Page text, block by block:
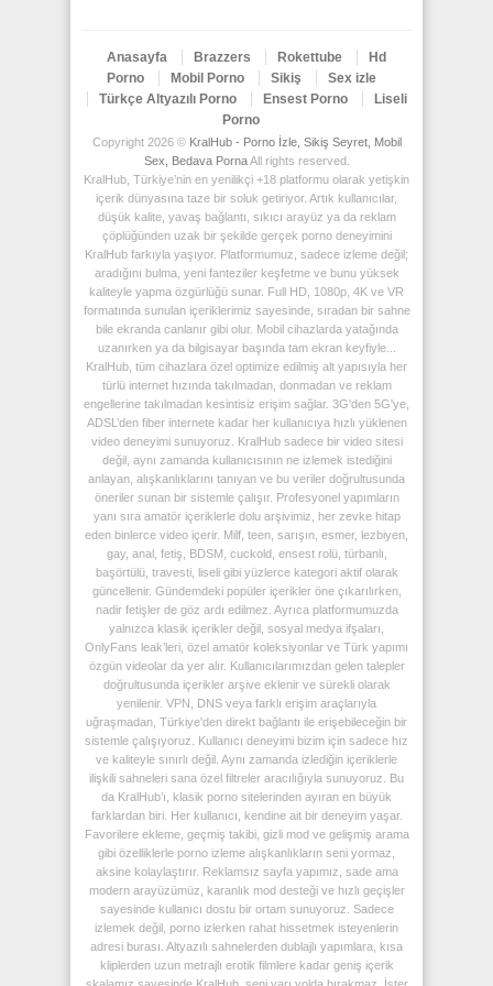
Anasayfa Brazzers Rokettube
Hd
Porno
Mobil Porno Sikiş
Sex izle
Türkçe Altyazılı Porno
Ensest Porno
Liseli
Porno
Copyright 2026 © KralHub - Porno İzle, Sikiş Seyret, Mobil
Sex, Bedava PornaAll rights reserved.
KralHub, Türkiye’nin en yenilikçi +18 platformu olarak yetişkin
içerik dünyasına taze bir soluk getiriyor. Artık kullanıcılar,
düşük kalite, yavaş bağlantı, sıkıcı arayüz ya da reklam
çöplüğünden uzak bir şekilde gerçek porno deneyimini
KralHub farkıyla yaşıyor. Platformumuz, sadece izleme değil;
aradığını bulma, yeni fanteziler keşfetme ve bunu yüksek
kaliteyle yapma özgürlüğü sunar. Full HD, 1080p, 4K ve VR
formatında sunulan içeriklerimiz sayesinde, sıradan bir sahne
bile ekranda canlanır gibi olur. Mobil cihazlarda yatağında
uzanırken ya da bilgisayar başında tam ekran keyfiyle...
KralHub, tüm cihazlara özel optimize edilmiş alt yapısıyla her
türlü internet hızında takılmadan, donmadan ve reklam
engellerine takılmadan kesintisiz erişim sağlar. 3G'den 5G'ye,
ADSL’den fiber internete kadar her kullanıcıya hızlı yüklenen
video deneyimi sunuyoruz. KralHub sadece bir video sitesi
değil, aynı zamanda kullanıcısının ne izlemek istediğini
anlayan, alışkanlıklarını tanıyan ve bu veriler doğrultusunda
öneriler sunan bir sistemle çalışır. Profesyonel yapımların
yanı sıra amatör içeriklerle dolu arşivimiz, her zevke hitap
eden binlerce video içerir. Milf, teen, sarışın, esmer, lezbiyen,
gay, anal, fetiş, BDSM, cuckold, ensest rolü, türbanlı,
başörtülü, travesti, liseli gibi yüzlerce kategori aktif olarak
güncellenir. Gündemdeki popüler içerikler öne çıkarılırken,
nadir fetişler de göz ardı edilmez. Ayrıca platformumuzda
yalnızca klasik içerikler değil, sosyal medya ifşaları,
OnlyFans leak’leri, özel amatör koleksiyonlar ve Türk yapımı
özgün videolar da yer alır. Kullanıcılarımızdan gelen talepler
doğrultusunda içerikler arşive eklenir ve sürekli olarak
yenilenir. VPN, DNS veya farklı erişim araçlarıyla
uğraşmadan, Türkiye'den direkt bağlantı ile erişebileceğin bir
sistemle çalışıyoruz. Kullanıcı deneyimi bizim için sadece hız
ve kaliteyle sınırlı değil. Aynı zamanda izlediğin içeriklerle
ilişkili sahneleri sana özel filtreler aracılığıyla sunuyoruz. Bu
da KralHub’ı, klasik porno sitelerinden ayıran en büyük
farklardan biri. Her kullanıcı, kendine ait bir deneyim yaşar.
Favorilere ekleme, geçmiş takibi, gizli mod ve gelişmiş arama
gibi özelliklerle porno izleme alışkanlıkların seni yormaz,
aksine kolaylaştırır. Reklamsız sayfa yapımız, sade ama
modern arayüzümüz, karanlık mod desteği ve hızlı geçişler
sayesinde kullanıcı dostu bir ortam sunuyoruz. Sadece
izlemek değil, porno izlerken rahat hissetmek isteyenlerin
adresi burası. Altyazılı sahnelerden dublajlı yapımlara, kısa
kliplerden uzun metrajlı erotik filmlere kadar geniş içerik